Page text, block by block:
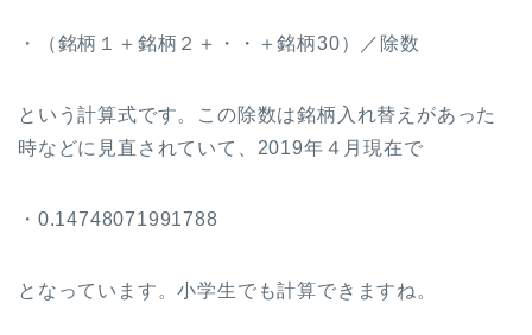
・（銘柄１＋銘柄２＋・・＋銘柄30）／除数
という計算式です。この除数は銘柄入れ替えがあった
時などに見直されていて、2019年４月現在で
・0.14748071991788
となっています。小学生でも計算できますね。